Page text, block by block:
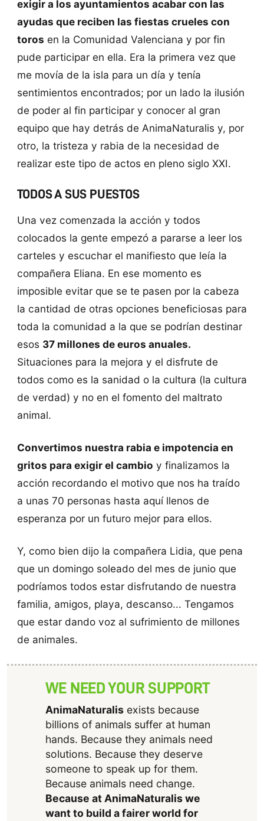
exigir a los ayuntamientos acabar con las
ayudas que reciben las fiestas crueles con
toros en la Comunidad Valenciana y por fin
pude participar en ella. Era la primera vez que
me movía de la isla para un día y tenía
sentimientos encontrados; por un lado la ilusión
de poder al fin participar y conocer al gran
equipo que hay detrás de AnimaNaturalis y, por
otro, la tristeza y rabia de la necesidad de
realizar este tipo de actos en pleno siglo XXI.
TODOS A SUS PUESTOS
Una vez comenzada la acción y todos
colocados la gente empezó a pararse a leer los
carteles y escuchar el manifiesto que leía la
compañera Eliana. En ese momento es
imposible evitar que se te pasen por la cabeza
la cantidad de otras opciones beneficiosas para
toda la comunidad a la que se podrían destinar
esos 37 millones de euros anuales.
Situaciones para la mejora y el disfrute de
todos como es la sanidad o la cultura (la cultura
de verdad) y no en el fomento del maltrato
animal.
Convertimos nuestra rabia e impotencia en
gritos para exigir el cambio y finalizamos la
acción recordando el motivo que nos ha traído
a unas 70 personas hasta aquí llenos de
esperanza por un futuro mejor para ellos.
Y, como bien dijo la compañera Lidia, que pena
que un domingo soleado del mes de junio que
podríamos todos estar disfrutando de nuestra
familia, amigos, playa, descanso... Tengamos
que estar dando voz al sufrimiento de millones
de animales.
WE NEED YOUR SUPPORT
AnimaNaturalisexists because
billions of animals suffer at human
hands. Because they animals need
solutions. Because they deserve
someone to speak up for them.
Because animals need change.
Because at AnimaNaturalis we
want to build a fairer world for